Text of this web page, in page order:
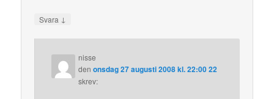
Svara ↓
nisse
denonsdag 27 augusti 2008 kl. 22:00 22
skrev: